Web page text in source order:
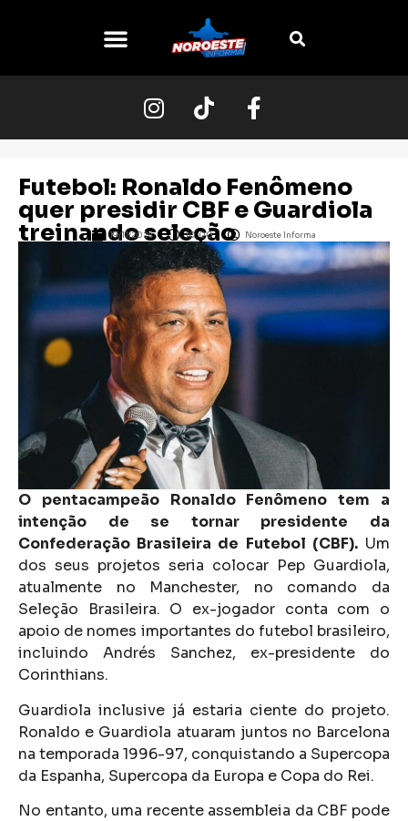
Futebol: Ronaldo Fenômeno
quer presidir CBF e Guardiola
treinando seleção
19/11/2024 10:00 Noroeste Informa
O pentacampeão Ronaldo Fenômeno tem a
intenção de se tornar presidente da
Confederação Brasileira de Futebol (CBF).Um
dos seus projetos seria colocar Pep Guardiola,
atualmente no Manchester, no comando da
Seleção Brasileira. O ex-jogador conta com o
apoio de nomes importantes do futebol brasileiro,
incluindo Andrés Sanchez, ex-presidente do
Corinthians.
Guardiola inclusive já estaria ciente do projeto.
Ronaldo e Guardiola atuaram juntos no Barcelona
na temporada 1996-97, conquistando a Supercopa
da Espanha, Supercopa da Europa e Copa do Rei.
No entanto, uma recente assembleia da CBF pode